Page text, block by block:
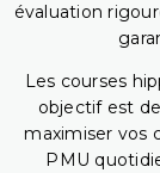
évaluation
Les courses
objectif est
maximiser vos
PMU